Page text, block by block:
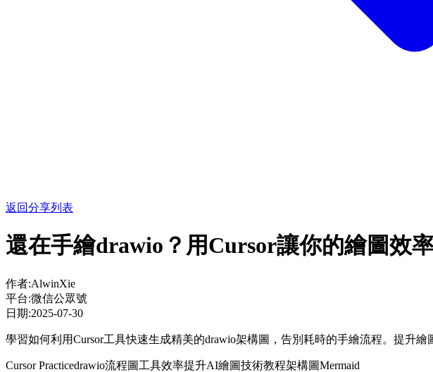
返回分享列表
還在手繪drawio？用Cursor讓你的繪圖效
作者:AlwinXie
平台:微信公眾號
日期:2025-07-30
學習如何利用Cursor工具快速生成精美的drawio架構圖，告別耗時的手繪流程。提升繪
Cursor Practicedrawio流程圖工具效率提升AI繪圖技術教程架構圖Mermaid